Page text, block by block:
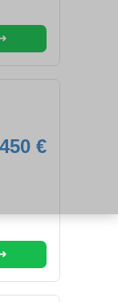
€